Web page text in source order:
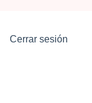
Cerrar sesión